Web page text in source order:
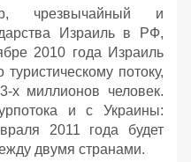
чрезвычайный и
Израиль в РФ,
2010 года Израиль
потоку,
х миллионов человек.
и с Украины:
2011 года будет
двумя странами.